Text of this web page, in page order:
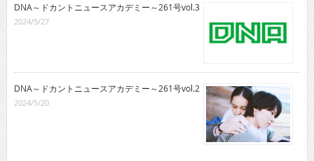
DNA～ドカントニュースアカデミー～261号vol.3
2024/5/27
DNA～ドカントニュースアカデミー～261号vol.2
2024/5/20